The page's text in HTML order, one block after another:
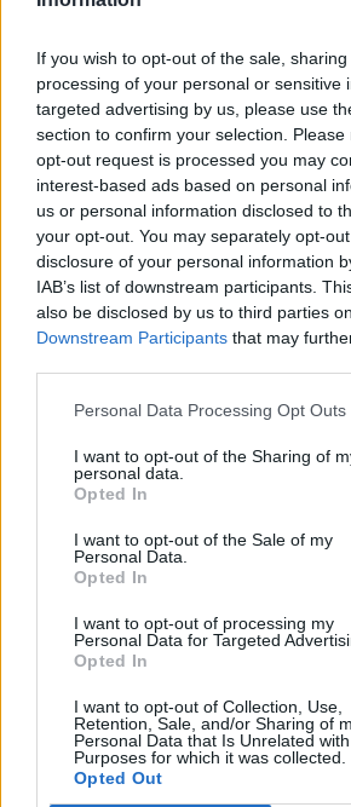
If you wish to opt-out of the sale,
processing of your personal or sensitive
targeted advertising by us, please use
section to confirm your selection.
opt-out request is processed you may
interest-based ads based on personal
us or personal information disclosed to
your opt-out. You may separately opt-
disclosure of your personal information
IAB’s list of downstream participants.
also be disclosed by us to third parties
Downstream Participants that may
Personal Data Processing Opt Outs
I want to opt-out of the Sharing of
personal data.
Opted In
I want to opt-out of the Sale of my
Personal Data.
Opted In
I want to opt-out of processing my
Personal Data for Targeted
Opted In
I want to opt-out of Collection, Use,
Retention, Sale, and/or Sharing of
Personal Data that Is Unrelated
Purposes for which it was collected.
Opted Out
Επίσης, συνιστάται η άμεση και
του λογισμικού που είναι
εταιρικούς υπολογιστές (αυτό
σημαντικό για τους υπολογιστές
χρησιμοποιούνται στις
εγκατάσταση λύσεων ασφάλειας,
εργαζόμενων γύρω από τα
και η άμεση ανταπόκριση
περιστατικά.
Περισσότερες πληροφορίες για
την έρευνα της Kaspersky Lab
ΣΧΕΤΙΚΑ ΑΡΘΡΑ
ευπάθειες στο λογισμικό
WhatsApp
Η Kaspersky Lab προστατεύει
επιχειρήσεις blockchain από
επιθέσεις και απάτες